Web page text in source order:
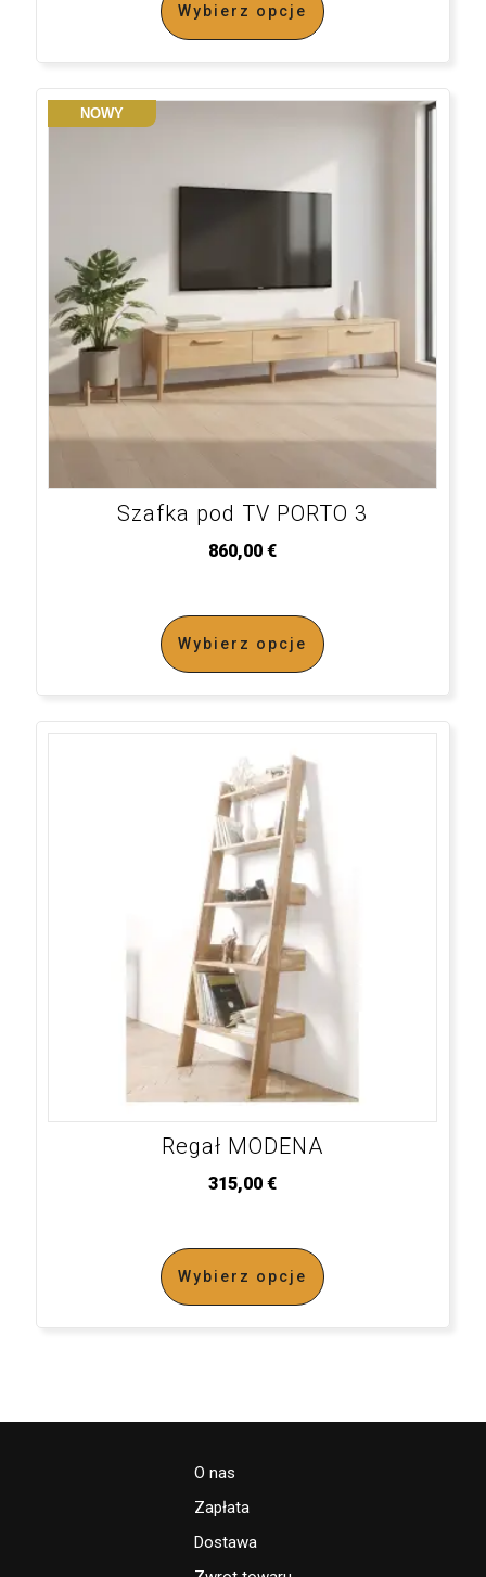
Wybierz opcje
NOWY
Szafka pod TV PORTO 3
860,00€
Wybierz opcje
Regał MODENA
315,00€
Wybierz opcje
O nas
Zapłata
Dostawa